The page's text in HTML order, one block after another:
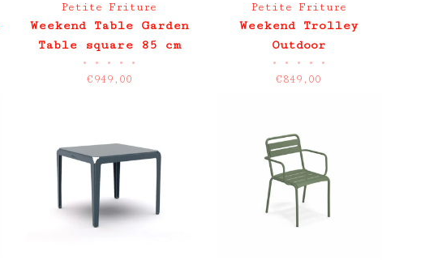
Petite Friture
Weekend Table Garden
Table square 85 cm
Outdoor
• • • • •
€949,00
Petite Friture
Weekend Trolley
Outdoor
• • • • •
€849,00